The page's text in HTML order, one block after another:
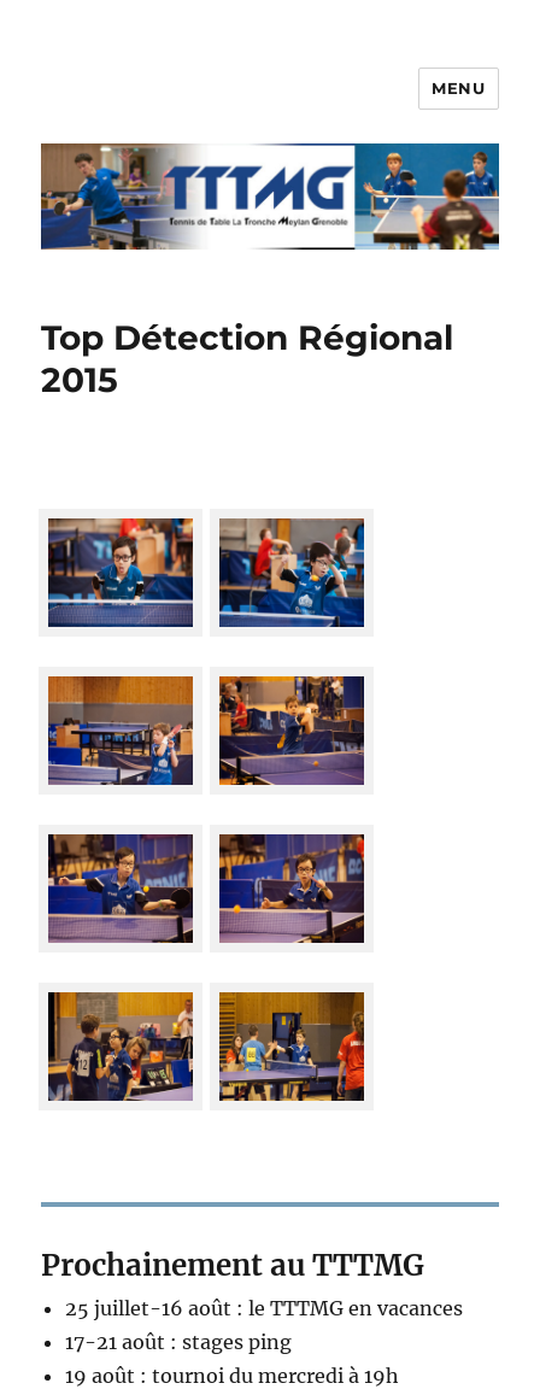
MENU
Top Détection Régional
2015
Prochainement au TTTMG
25 juillet-16 août : le TTTMG en vacances
17-21 août : stages ping
19 août : tournoi du mercredi à 19h